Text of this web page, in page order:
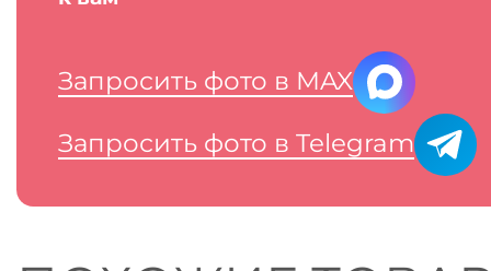
Запросить фото в MAX
Запросить фото в Telegram